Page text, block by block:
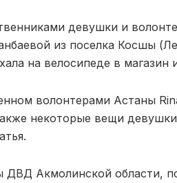
девушки и
из поселка Косшы
на велосипеде в магазин
волонтерами Астаны
некоторые вещи
Акмолинской области,